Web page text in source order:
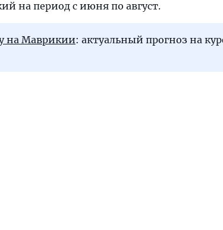
на период с июня по август.
на Маврикии: актуальный прогноз на